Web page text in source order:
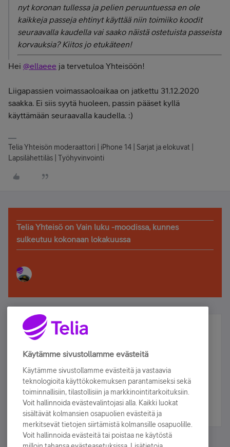
nyt koronan tullessa ja pelien peruuntuessa en ole
kaikkeja passeja ehtinyt käyttää niin toimiiko koodit
seuraavalla kaudella vai saako näistä ostetuista passeista
korvauksia? Kiitos jo etukäteen!
Hei @ellaeee ja tervetuloa Yhteisöön!
Liigapassien voimassaoloaikaa on jatkettu 31.12.2020
saakka. Ei siis syytä huoleen, passin pääset kyllä
käyttämään seuraavalla kaudella. :)
Telia Yhteisön moderaattori | iPhone 14 | Sarjat ja elokuvat |
Lapsilähettiläs | Työhyvinvointi
Telia Yhteisö on Vain luku -moodissa, kunnes
sulkeutuu kokonaan lokakuussa
Älä jää paitsi – osallistu ja voita!
Tilaa Telian uutiskirje ja olet mukana arvonnassa.
sähköpostiisi.
Tilaa nyt
Käytämme sivustollamme evästeitä
Käytämme sivustollamme evästeitä ja vastaavia
teknologioita käyttökokemuksen parantamiseksi sekä
toiminnallisiin, tilastollisiin ja markkinointitarkoituksiin.
Voit hallinnoida evästevalintojasi alla. Kaikki luokat
sisältävät kolmansien osapuolien evästeitä ja
merkitsevät tietojen siirtämistä kolmansille osapuolille.
Voit hallinnoida evästeitä tai poistaa ne käytöstä